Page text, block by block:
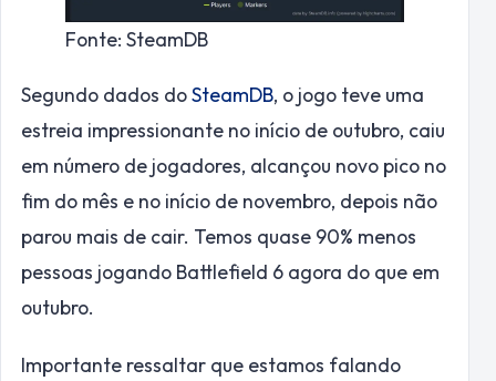
Fonte: SteamDB
Segundo dados doSteamDB, o jogo teve uma
estreia impressionante no início de outubro, caiu
em número de jogadores, alcançou novo pico no
fim do mês e no início de novembro, depois não
parou mais de cair. Temos quase 90% menos
pessoas jogando Battlefield 6 agora do que em
outubro.
Importante ressaltar que estamos falando